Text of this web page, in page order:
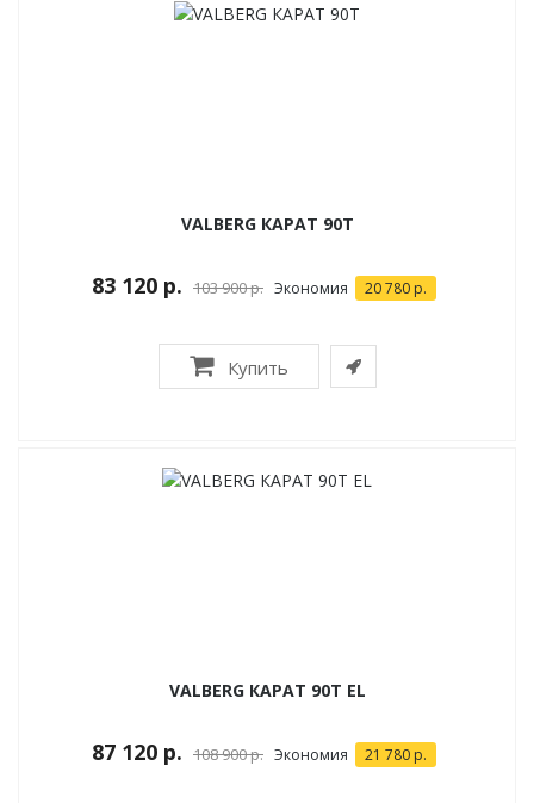
VALBERG КАРАТ 90T
83 120 р. 103 900 р. Экономия 20 780 р.
Купить
VALBERG КАРАТ 90T EL
87 120 р. 108 900 р. Экономия 21 780 р.